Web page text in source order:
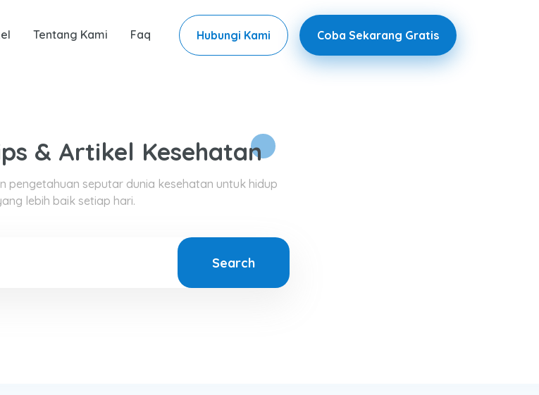
Tentang Kami Faq Hubungi Kami Coba Sekarang Gratis
& Artikel Kesehatan
pengetahuan seputar dunia kesehatan untuk hidup
lebih baik setiap hari.
Search